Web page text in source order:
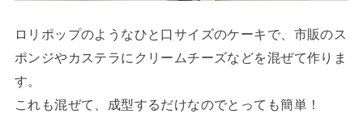
ロリポップのようなひと口サイズのケーキで、市販のス
ポンジやカステラにクリームチーズなどを混ぜて作りま
す。
これも混ぜて、成型するだけなのでとっても簡単！